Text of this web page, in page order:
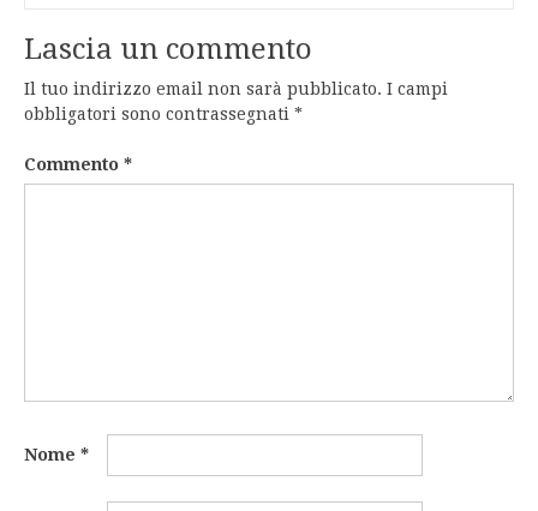
Lascia un commento
Il tuo indirizzo email non sarà pubblicato. I campi
obbligatori sono contrassegnati *
Commento *
Nome *